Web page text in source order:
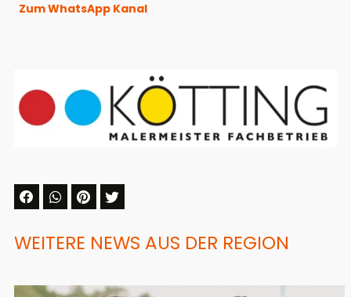
Zum WhatsApp Kanal
WEITERE NEWS AUS DER REGION